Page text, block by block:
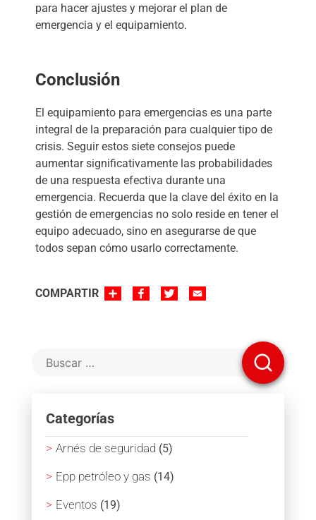
para hacer ajustes y mejorar el plan de
emergencia y el equipamiento.
Conclusión
El equipamiento para emergencias es una parte
integral de la preparación para cualquier tipo de
crisis. Seguir estos siete consejos puede
aumentar significativamente las probabilidades
de una respuesta efectiva durante una
emergencia. Recuerda que la clave del éxito en la
gestión de emergencias no solo reside en tener el
equipo adecuado, sino en asegurarse de que
todos sepan cómo usarlo correctamente.
COMPARTIR SHARE FACEBOOK
TWITTER
Categorías
Arnés de seguridad (5)
Epp petróleo y gas (14)
Eventos (19)